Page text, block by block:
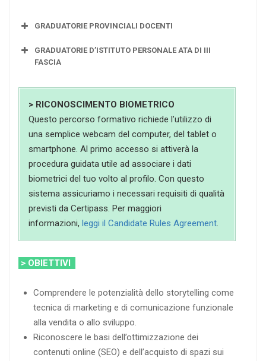
GRADUATORIE PROVINCIALI DOCENTI
GRADUATORIE D’ISTITUTO PERSONALE ATA DI III
FASCIA
> RICONOSCIMENTO BIOMETRICO
Questo percorso formativo richiede l’utilizzo di
una semplice webcam del computer, del tablet o
smartphone. Al primo accesso si attiverà la
procedura guidata utile ad associare i dati
biometrici del tuo volto al profilo. Con questo
sistema assicuriamo i necessari requisiti di qualità
previsti da Certipass. Per maggiori
informazioni, leggi il Candidate Rules Agreement.
> OBIETTIVI
Comprendere le potenzialità dello storytelling come
tecnica di marketing e di comunicazione funzionale
alla vendita o allo sviluppo.
Riconoscere le basi dell’ottimizzazione dei
contenuti online (SEO) e dell’acquisto di spazi sui